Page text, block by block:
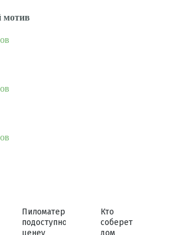
мотив
Пиломатериалы
по доступной
цене у
Кто
соберет
дом